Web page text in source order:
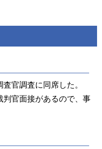
官調査に同席した。
判官面接があるので、事